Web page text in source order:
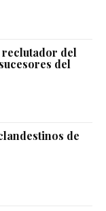
reclutador del
del
de